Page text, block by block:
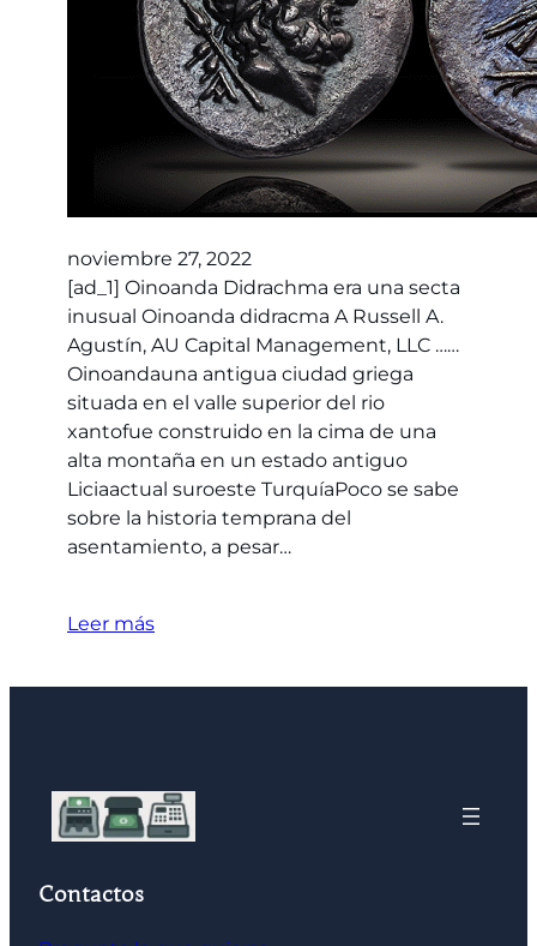
noviembre 27, 2022
[ad_1] Oinoanda Didrachma era una secta
inusual Oinoanda didracma A Russell A.
Agustín, AU Capital Management, LLC ……
Oinoandauna antigua ciudad griega
situada en el valle superior del rio
xantofue construido en la cima de una
alta montaña en un estado antiguo
Liciaactual suroeste TurquíaPoco se sabe
sobre la historia temprana del
asentamiento, a pesar…
Leer más
Contactos